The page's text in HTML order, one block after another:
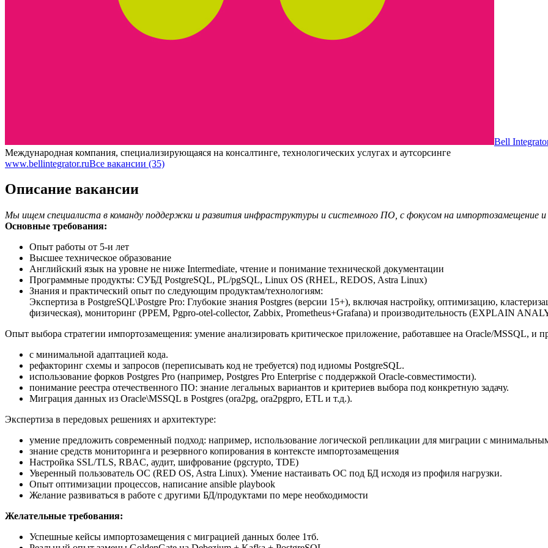
Bell
Международная компания, специализирующаяся на консалтинге, технологических услугах и аутсорсинге
www.bellintegrator.ruВсе вакансии (35)
Описание вакансии
Мы ищем специалиста в команду поддержки и развития инфраструктуры и системного ПО, с фокусом на импортозамещение
Основные требования:
Опыт работы от 5-и лет
Высшее техническое образование
Английский язык на уровне не ниже Intermediate, чтение и понимание технической документации
Программные продукты: СУБД PostgreSQL, PL/pgSQL, Linux OS (RHEL, REDOS, Astra Linux)
Знания и практический опыт по следующим продуктам/технологиям:
Экспертиза в PostgreSQL\Postgre Pro: Глубокие знания Postgres (версии 15+), включая настройку, оптимизацию,
физическая), мониторинг (PPEM, Pgpro-otel-collector, Zabbix, Prometheus+Grafana) и производительность (EXPLAIN
Опыт выбора стратегии импортозамещения: умение анализировать критическое приложение, работавшее на Oracle/MSSQL, и
с минимальной адаптацией кода.
рефакторинг схемы и запросов (переписывать код не требуется) под идиомы PostgreSQL.
использование форков Postgres Pro (например, Postgres Pro Enterprise с поддержкой Oracle-совместимости).
понимание реестра отечественного ПО: знание легальных вариантов и критериев выбора под конкретную задачу.
Миграция данных из Oracle\MSSQL в Postgres (ora2pg, ora2pgpro, ETL и т.д.).
Экспертиза в передовых решениях и архитектуре:
умение предложить современный подход: например, использование логической репликации для миграции с
знание средств мониторинга и резервного копирования в контексте импортозамещения
Настройка SSL/TLS, RBAC, аудит, шифрование (pgcrypto, TDE)
Уверенный пользователь ОС (RED OS, Astra Linux). Умение настаивать ОС под БД исходя из профиля нагрузки.
Опыт оптимизации процессов, написание ansible playbook
Желание развиваться в работе с другими БД/продуктами по мере необходимости
Желательные требования:
Успешные кейсы импортозамещения с миграцией данных более 1тб.